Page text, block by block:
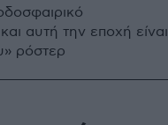
αυτή την εποχή είναι
ρόστερ